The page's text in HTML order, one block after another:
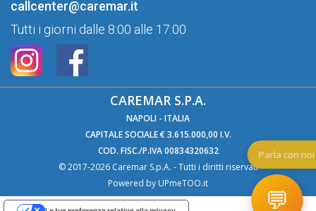
callcenter@caremar.it
Tutti i giorni dalle 8:00 alle 17:00
CAREMAR S.P.A.
NAPOLI - ITALIA
CAPITALE SOCIALE € 3.615.000,00 I.V.
COD. FISC./P.IVA 00834320632
© 2017-2026 Caremar S.p.A. - Tutti i diritti riservati
Powered by UPmeTOO.it
💬